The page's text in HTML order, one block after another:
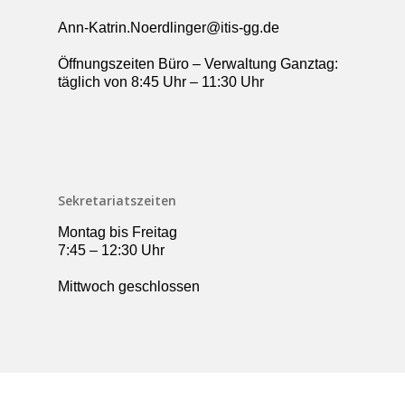
Ann-Katrin.Noerdlinger@itis-gg.de
Öffnungszeiten Büro – Verwaltung Ganztag:
täglich von 8:45 Uhr – 11:30 Uhr
Sekretariatszeiten
Montag bis Freitag
7:45 – 12:30 Uhr
Mittwoch geschlossen